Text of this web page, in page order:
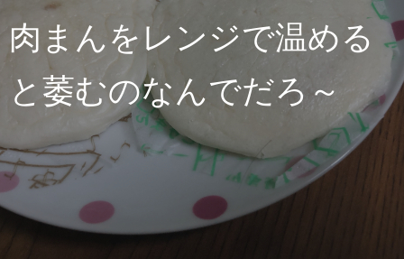
肉まんをレンジで温める
と萎むのなんでだろ～